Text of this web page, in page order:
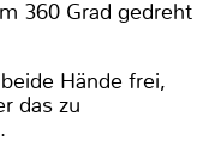
360 Grad gedreht
Hände frei,
das zu